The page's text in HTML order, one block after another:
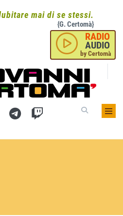
mai di se stessi.
{G. Certomà}
RADIO
AUDIO
by Certomà